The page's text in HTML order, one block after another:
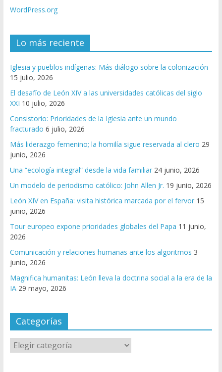
WordPress.org
Lo más reciente
Iglesia y pueblos indígenas: Más diálogo sobre la colonización
15 julio, 2026
El desafío de León XIV a las universidades católicas del siglo
XXI 10 julio, 2026
Consistorio: Prioridades de la Iglesia ante un mundo
fracturado 6 julio, 2026
Más liderazgo femenino; la homilía sigue reservada al clero 29
junio, 2026
Una “ecología integral” desde la vida familiar 24 junio, 2026
Un modelo de periodismo católico: John Allen Jr. 19 junio, 2026
León XIV en España: visita histórica marcada por el fervor 15
junio, 2026
Tour europeo expone prioridades globales del Papa 11 junio,
2026
Comunicación y relaciones humanas ante los algoritmos 3
junio, 2026
Magnifica humanitas: León lleva la doctrina social a la era de la
IA 29 mayo, 2026
Categorías